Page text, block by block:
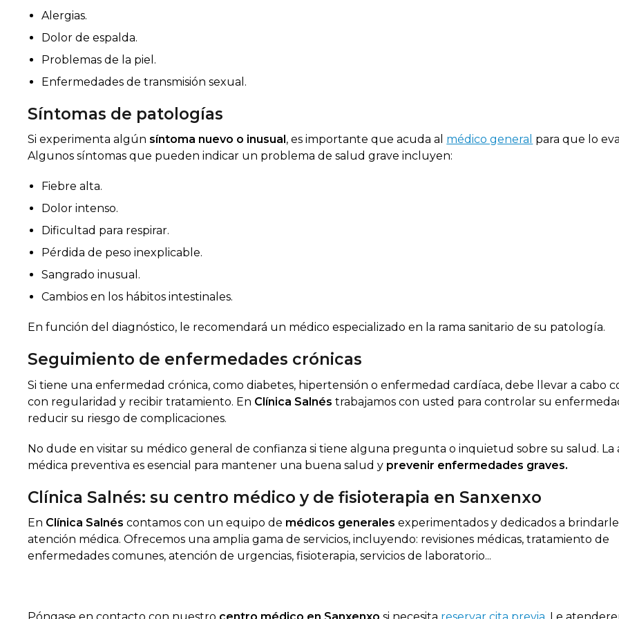
Alergias.
Dolor de espalda.
Problemas de la piel.
Enfermedades de transmisión sexual.
Síntomas de patologías
Si experimenta algún síntoma nuevo o inusual , es importante que acuda al médico general para que lo
Algunos síntomas que pueden indicar un problema de salud grave incluyen:
Fiebre alta.
Dolor intenso.
Dificultad para respirar.
Pérdida de peso inexplicable.
Sangrado inusual.
Cambios en los hábitos intestinales.
En función del diagnóstico, le recomendará un médico especializado en la rama sanitario de su patología.
Seguimiento de enfermedades crónicas
Si tiene una enfermedad crónica, como diabetes, hipertensión o enfermedad cardíaca, debe llevar a cabo
con regularidad y recibir tratamiento. En Clínica Salnés trabajamos con usted para controlar su
reducir su riesgo de complicaciones.
No dude en visitar su médico general de confianza si tiene alguna pregunta o inquietud sobre su salud. La
médica preventiva es esencial para mantener una buena salud y prevenir enfermedades graves.
Clínica Salnés: su centro médico y de fisioterapia en Sanxenxo
En Clínica Salnés contamos con un equipo de médicos generales experimentados y dedicados a
atención médica. Ofrecemos una amplia gama de servicios, incluyendo: revisiones médicas, tratamiento de
enfermedades comunes, atención de urgencias, fisioterapia, servicios de laboratorio...